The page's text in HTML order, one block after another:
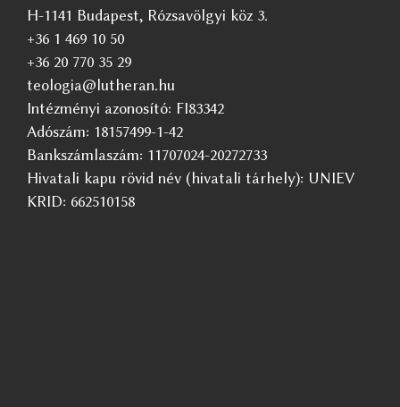
H-1141 Budapest, Rózsavölgyi köz 3.
+36 1 469 10 50
+36 20 770 35 29
teologia@lutheran.hu
Intézményi azonosító: FI83342
Adószám: 18157499-1-42
Bankszámlaszám: 11707024-20272733
Hivatali kapu rövid név (hivatali tárhely): UNIEV
KRID: 662510158